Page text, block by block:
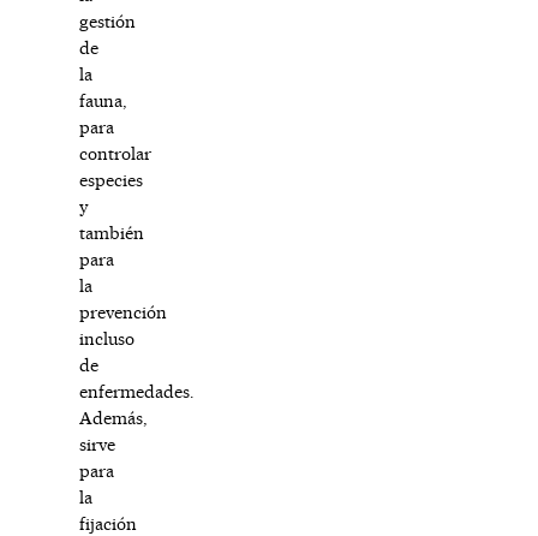
gestión
de
la
fauna,
para
controlar
especies
y
también
para
la
prevención
incluso
de
enfermedades.
Además,
sirve
para
la
fijación